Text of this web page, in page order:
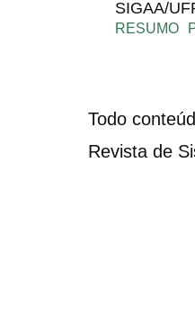
SIGAA/
RESUMO
Todo
Revista de